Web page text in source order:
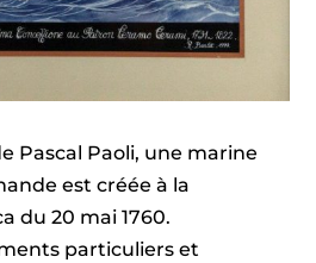
Pascal Paoli, une marine
est créée à la
du 20 mai 1760.
particuliers et